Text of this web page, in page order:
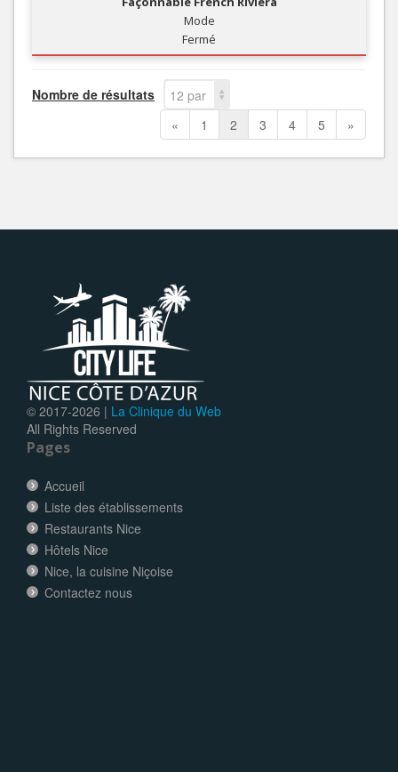
Mode
Fermé
Nombre de résultats
12 par
page
« 1 2 3 4 5 »
© 2017-2026 | La Clinique du Web
All Rights Reserved
Pages
Accueil
Liste des établissements
Restaurants Nice
Hôtels Nice
Nice, la cuisine Niçoise
Contactez nous